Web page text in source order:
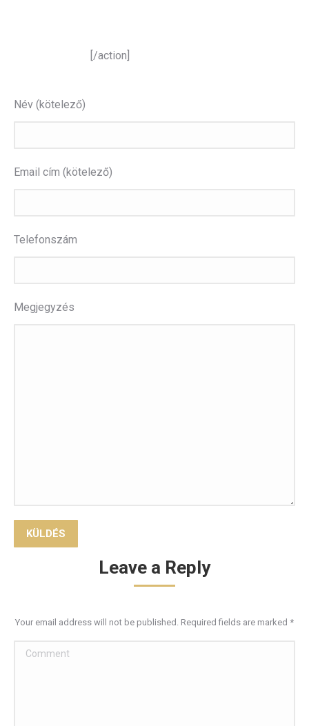
[/action]
Név (kötelező)
Email cím (kötelező)
Telefonszám
Megjegyzés
Leave a Reply
Your email address will not be published. Required fields are marked *
Comment